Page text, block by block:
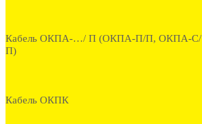
Кабель ОКПА-…/ П (ОКПА-П/П, ОКПА-С/
П)
Кабель ОКПК